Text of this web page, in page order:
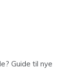
Guide til nye